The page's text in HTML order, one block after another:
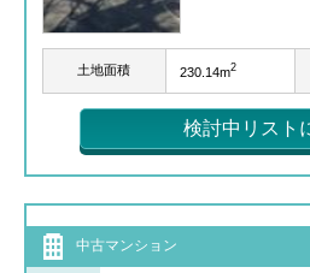
土地面積 230.14m2
検討中リスト
中古マンション